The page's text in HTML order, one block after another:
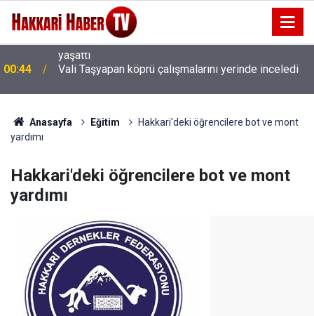
00:44 Vali Taşyapan köprü çalışmalarını yerinde inceledi
Anasayfa Eğitim
Hakkari'deki öğrencilere bot ve mont
yardımı
Hakkari'deki öğrencilere bot ve mont
yardımı